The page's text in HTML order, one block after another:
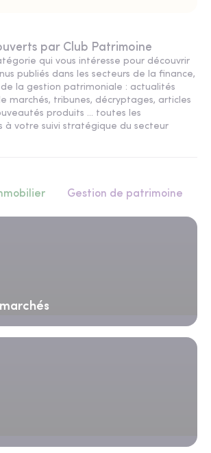
par Club Patrimoine
qui vous intéresse pour découvrir
publiés dans les secteurs de la finance,
la gestion patrimoniale : actualités
marchés, tribunes, décryptages, articles
produits ... toutes les
à votre suivi stratégique du secteur
Gestion de patrimoine